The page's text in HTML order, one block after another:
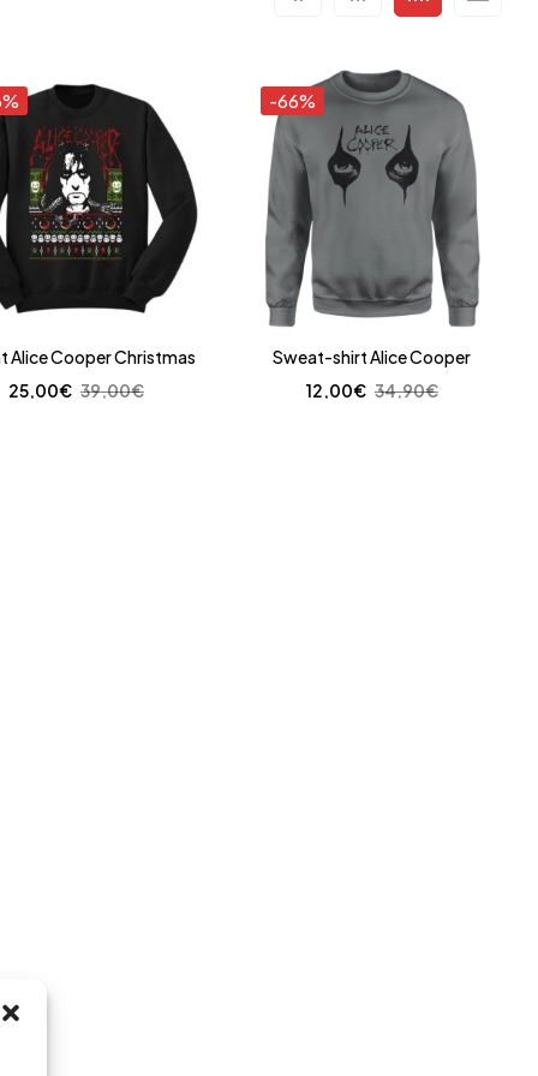
Alice Cooper Christmas
39,00€
25,00€
-66%
Sweat-shirt Alice Cooper
34,90€
12,00€